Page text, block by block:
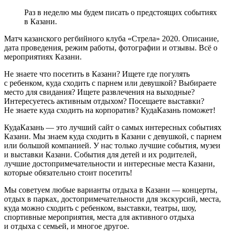
Раз в неделю мы будем писать о предстоящих событиях
в Казани.
Матч казанского регбийного клуба «Стрела» 2020. Описание,
дата проведения, режим работы, фотографии и отзывы. Всё о
мероприятиях Казани.
Не знаете что посетить в Казани? Ищете где погулять
с ребенком, куда сходить с парнем или девушкой? Выбираете
место для свидания? Ищете развлечения на выходные?
Интересуетесь активным отдыхом? Посещаете выставки?
Не знаете куда сходить на корпоратив? КудаКазань поможет!
КудаКазань — это лучший сайт о самых интересных событиях
Казани. Мы знаем куда сходить в Казани с девушкой, с парнем
или большой компанией. У нас только лучшие события, музеи
и выставки Казани. События для детей и их родителей,
лучшие достопримечательности и интересные места Казани,
которые обязательно стоит посетить!
Мы советуем любые варианты отдыха в Казани — концерты,
отдых в парках, достопримечательности для экскурсий, места,
куда можно сходить с ребенком, выставки, театры, шоу,
спортивные мероприятия, места для активного отдыха
и отдыха с семьей, и многое другое.